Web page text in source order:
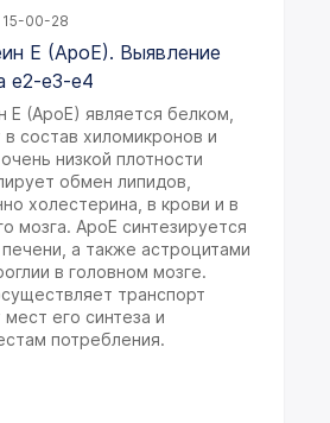
00-28
E (ApoE). Выявление
e2-e3-e4
Е (АроЕ) является белком,
состав хиломикронов и
низкой плотности
обмен липидов,
холестерина, в крови и в
мозга. АроЕ синтезируется
а также астроцитами
в головном мозге.
транспорт
его синтеза и
потребления.